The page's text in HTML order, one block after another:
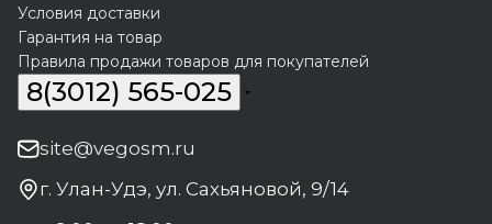
Условия доставки
Гарантия на товар
Правила продажи товаров для покупателей
8(3012) 565-025
site@vegosm.ru
г. Улан-Удэ, ул. Сахьяновой, 9/14